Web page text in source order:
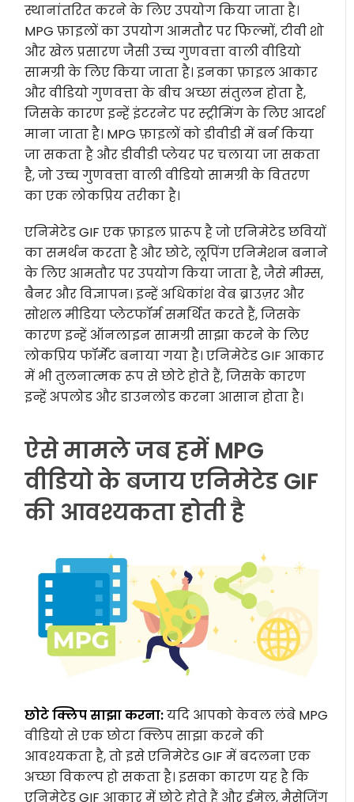
स्थानांतरित करने के लिए उपयोग किया जाता है।
MPG फ़ाइलों का उपयोग आमतौर पर फिल्मों, टीवी शो
और खेल प्रसारण जैसी उच्च गुणवत्ता वाली वीडियो
सामग्री के लिए किया जाता है। इनका फ़ाइल आकार
और वीडियो गुणवत्ता के बीच अच्छा संतुलन होता है,
जिसके कारण इन्हें इंटरनेट पर स्ट्रीमिंग के लिए आदर्श
माना जाता है। MPG फ़ाइलों को डीवीडी में बर्न किया
जा सकता है और डीवीडी प्लेयर पर चलाया जा सकता
है, जो उच्च गुणवत्ता वाली वीडियो सामग्री के वितरण
का एक लोकप्रिय तरीका है।
एनिमेटेड GIF एक फ़ाइल प्रारूप है जो एनिमेटेड छवियों
का समर्थन करता है और छोटे, लूपिंग एनिमेशन बनाने
के लिए आमतौर पर उपयोग किया जाता है, जैसे मीम्स,
बैनर और विज्ञापन। इन्हें अधिकांश वेब ब्राउज़र और
सोशल मीडिया प्लेटफॉर्म समर्थित करते हैं, जिसके
कारण इन्हें ऑनलाइन सामग्री साझा करने के लिए
लोकप्रिय फॉर्मेट बनाया गया है। एनिमेटेड GIF आकार
में भी तुलनात्मक रूप से छोटे होते हैं, जिसके कारण
इन्हें अपलोड और डाउनलोड करना आसान होता है।
ऐसे मामले जब हमें MPG
वीडियो के बजाय एनिमेटेड GIF
की आवश्यकता होती है
छोटे क्लिप साझा करना:यदि आपको केवल लंबे MPG
वीडियो से एक छोटा क्लिप साझा करने की
आवश्यकता है, तो इसे एनिमेटेड GIF में बदलना एक
अच्छा विकल्प हो सकता है। इसका कारण यह है कि
एनिमेटेड GIF आकार में छोटे होते हैं और ईमेल, मैसेजिंग